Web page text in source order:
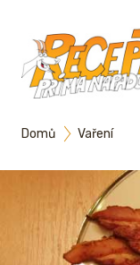
Domů Vaření